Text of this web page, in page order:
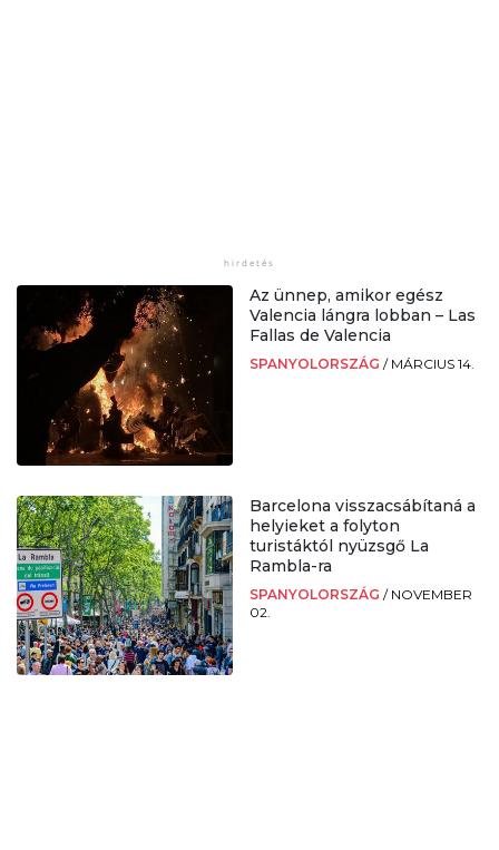
Az ünnep, amikor egész
Valencia lángra lobban – Las
Fallas de Valencia
SPANYOLORSZÁG / MÁRCIUS 14.
Barcelona visszacsábítaná a
helyieket a folyton
turistáktól nyüzsgő La
Rambla-ra
SPANYOLORSZÁG / NOVEMBER
02.